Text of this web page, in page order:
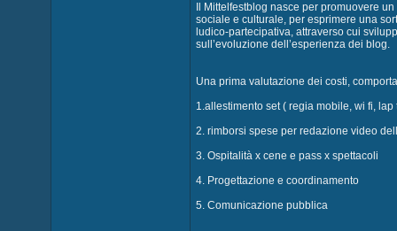
Il Mittelfestblog nasce per promuovere
sociale e culturale, per esprimere una
ludico-partecipativa, attraverso cui
sull’evoluzione dell’esperienza dei blog.
Una prima valutazione dei costi,
1.allestimento set ( regia mobile, wi fi,
2. rimborsi spese per redazione video
3. Ospitalità x cene e pass x spettacoli
4. Progettazione e coordinamento
5. Comunicazione pubblica